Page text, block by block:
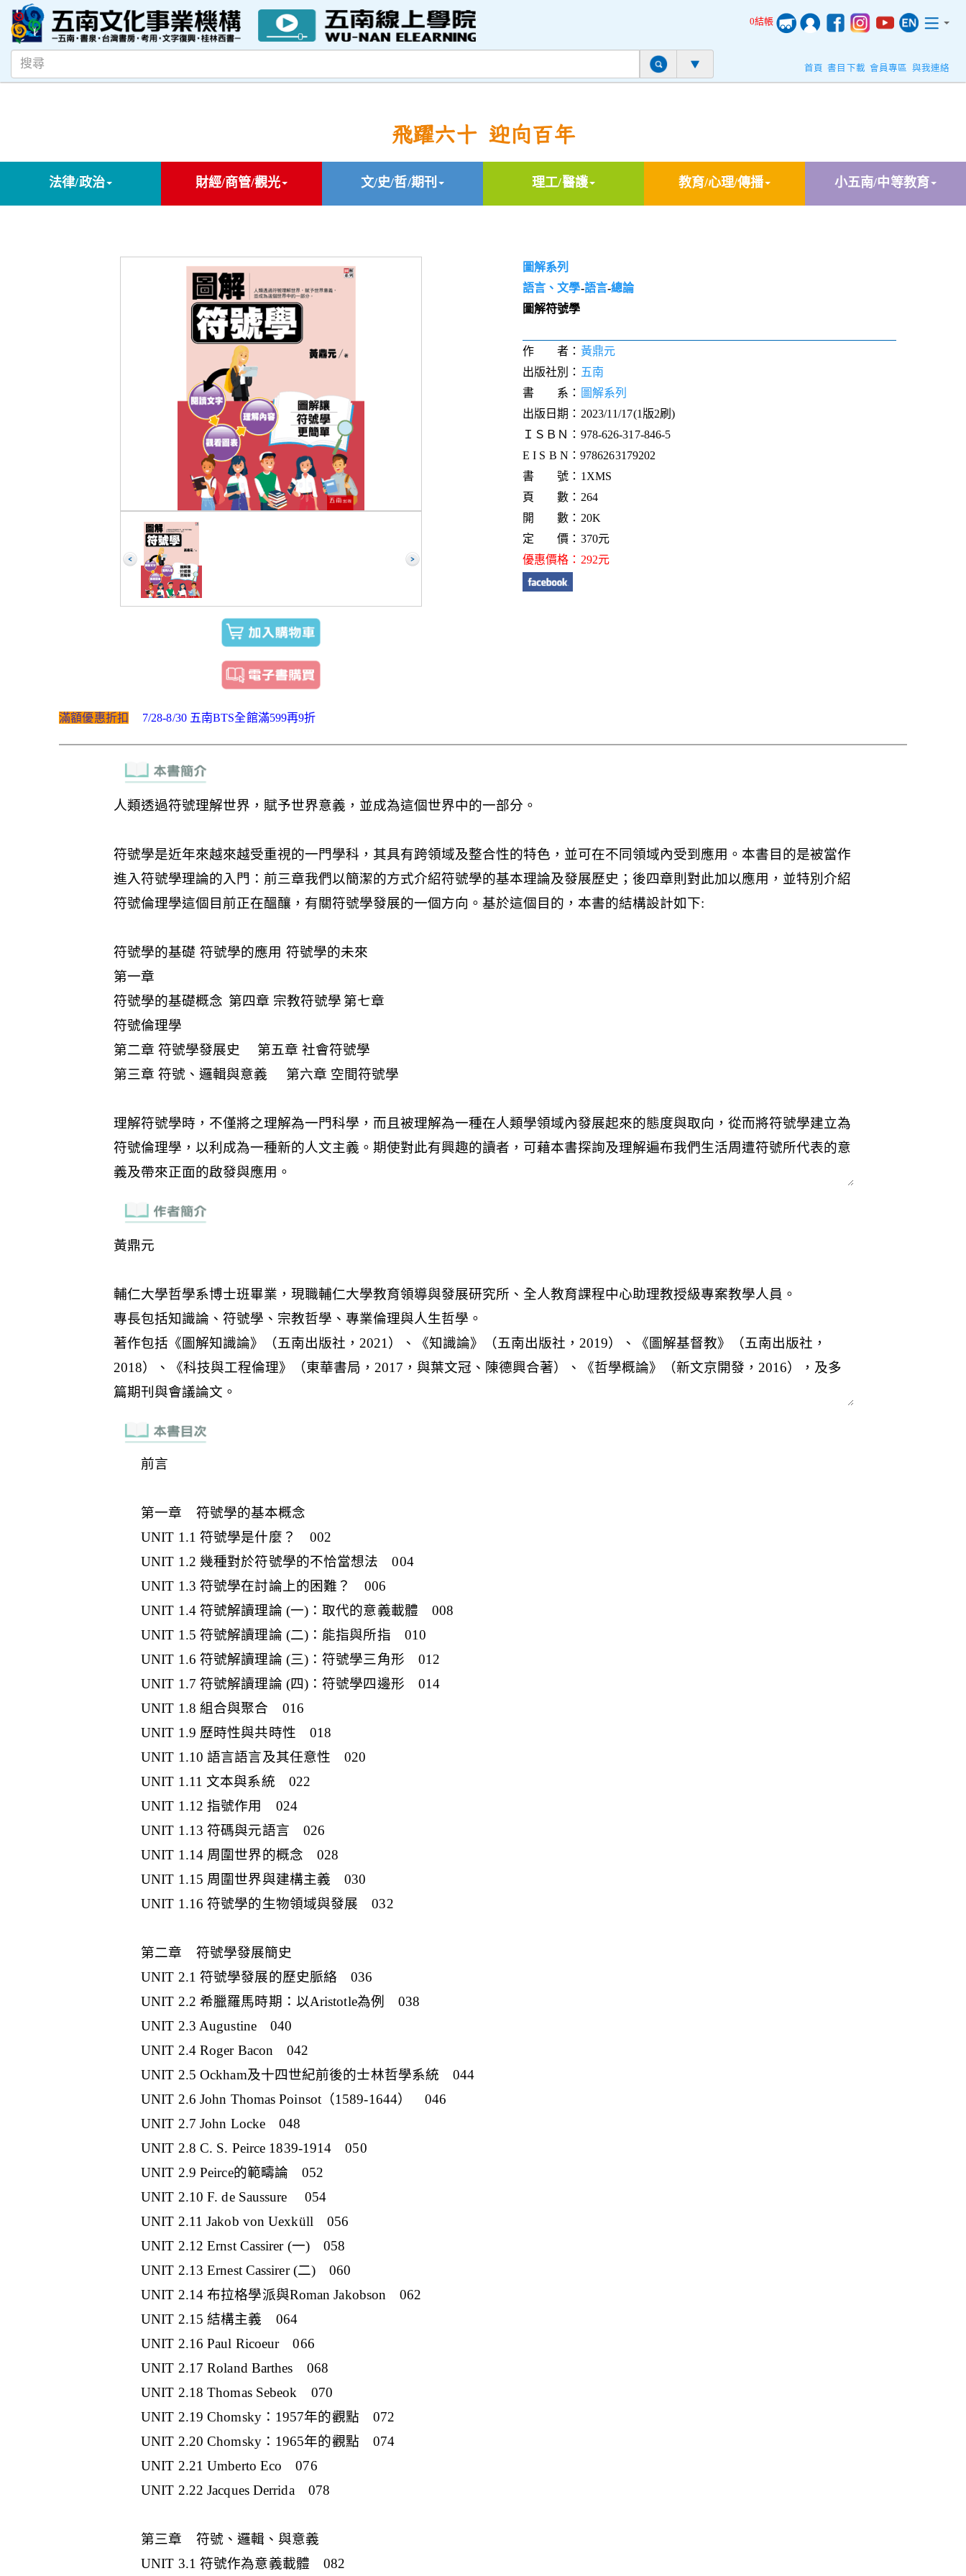
0結帳
首頁 書目下載 會員專區 與我連絡
飛躍六十 迎向百年
法律/政治 財經/商管/觀光 文/史/哲/期刊 理工/醫護 教育/心理/傳播 小五南/中等教育
圖解系列
語言、文學-語言-總論
圖解符號學
作 者： 黃鼎元
出版社別： 五南
書 系： 圖解系列
出版日期：2023/11/17(1版2刷)
ＩＳＢＮ：978-626-317-846-5
E I S B N：9786263179202
書 號：1XMS
頁 數：264
開 數：20K
定 價：370元
優惠價格：292元
滿額優惠折扣 7/28-8/30 五南BTS全館滿599再9折
前言
第一章 符號學的基本概念
UNIT 1.1 符號學是什麼？ 002
UNIT 1.2 幾種對於符號學的不恰當想法 004
UNIT 1.3 符號學在討論上的困難？ 006
UNIT 1.4 符號解讀理論 (一)：取代的意義載體 008
UNIT 1.5 符號解讀理論 (二)：能指與所指 010
UNIT 1.6 符號解讀理論 (三)：符號學三角形 012
UNIT 1.7 符號解讀理論 (四)：符號學四邊形 014
UNIT 1.8 組合與聚合 016
UNIT 1.9 歷時性與共時性 018
UNIT 1.10 語言語言及其任意性 020
UNIT 1.11 文本與系統 022
UNIT 1.12 指號作用 024
UNIT 1.13 符碼與元語言 026
UNIT 1.14 周圍世界的概念 028
UNIT 1.15 周圍世界與建構主義 030
UNIT 1.16 符號學的生物領域與發展 032
第二章 符號學發展簡史
UNIT 2.1 符號學發展的歷史脈絡 036
UNIT 2.2 希臘羅馬時期：以Aristotle為例 038
UNIT 2.3 Augustine 040
UNIT 2.4 Roger Bacon 042
UNIT 2.5 Ockham及十四世紀前後的士林哲學系統 044
UNIT 2.6 John Thomas Poinsot（1589-1644） 046
UNIT 2.7 John Locke 048
UNIT 2.8 C. S. Peirce 1839-1914 050
UNIT 2.9 Peirce的範疇論 052
UNIT 2.10 F. de Saussure 054
UNIT 2.11 Jakob von Uexküll 056
UNIT 2.12 Ernst Cassirer (一) 058
UNIT 2.13 Ernest Cassirer (二) 060
UNIT 2.14 布拉格學派與Roman Jakobson 062
UNIT 2.15 結構主義 064
UNIT 2.16 Paul Ricoeur 066
UNIT 2.17 Roland Barthes 068
UNIT 2.18 Thomas Sebeok 070
UNIT 2.19 Chomsky：1957年的觀點 072
UNIT 2.20 Chomsky：1965年的觀點 074
UNIT 2.21 Umberto Eco 076
UNIT 2.22 Jacques Derrida 078
第三章 符號、邏輯、與意義
UNIT 3.1 符號作為意義載體 082